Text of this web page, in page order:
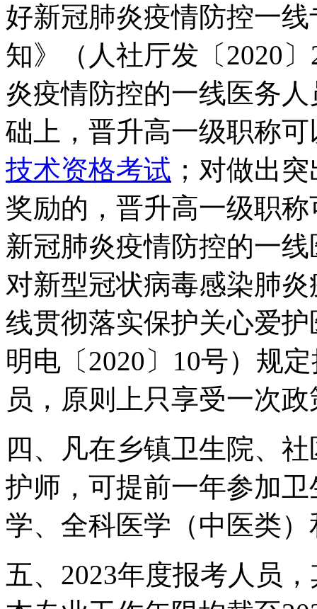
好新冠肺炎疫情防控一
知》（人社厅发〔2020
炎疫情防控的一线医务
础上，晋升高一级职称
技术资格考试 ；对做出
奖励的，晋升高一级职
新冠肺炎疫情防控的一
对新型冠状病毒感染肺
线贯彻落实保护关心爱
明电〔2020〕10号）规
员，原则上只享受一次
四、凡在乡镇卫生院、
护师，可提前一年参加
学、全科医学（中医类
五、2023年度报考人员